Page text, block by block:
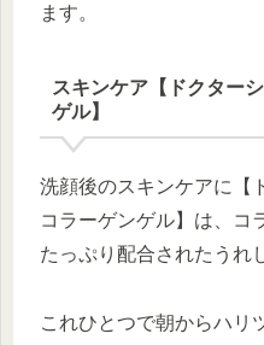
ます。
スキンケア【ドクター
ゲル】
洗顔後のスキンケアに【
コラーゲンゲル】は、コ
たっぷり配合されたうれ
これひとつで朝からハリ